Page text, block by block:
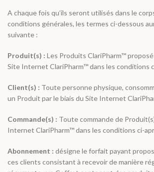
A chaque fois qu’ils seront utilisés dans le
conditions générales, les termes ci-dessous
suivante :
Produit(s) : Les Produits ClariPharm™
Site Internet ClariPharm™ dans les conditions
Client(s) : Toute personne physique,
un Produit par le biais du Site Internet
Commande(s) : Toute commande de
Internet ClariPharm™ dans les conditions ci-
Abonnement : désigne le forfait payant
ces clients consistant à recevoir de manière